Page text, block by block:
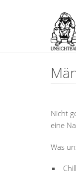
Nicht
eine
Was